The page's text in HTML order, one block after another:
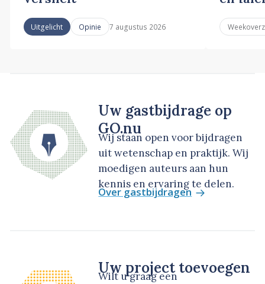
Uitgelicht Opinie 7 augustus 2026
Uw gastbijdrage op
GO.nu
Wij staan open voor bijdragen
uit wetenschap en praktijk. Wij
moedigen auteurs aan hun
kennis en ervaring te delen.
Over gastbijdragen
Uw project toevoegen
Wilt u graag een